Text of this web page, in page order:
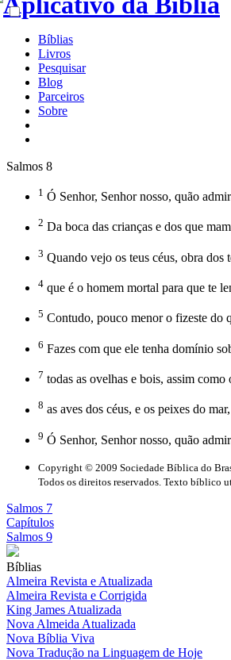
Bíblias
Livros
Pesquisar
Blog
Parceiros
Sobre
Salmos 8
1 Ó Senhor, Senhor nosso, quão
2 Da boca das crianças e dos que
3 Quando vejo os teus céus, obra dos
4 que é o homem mortal para que te
5 Contudo, pouco menor o fizeste do
6 Fazes com que ele tenha domínio
7 todas as ovelhas e bois, assim como
8 as aves dos céus, e os peixes do
9 Ó Senhor, Senhor nosso, quão
Copyright © 2009 Sociedade Bíblica do
Todos os direitos reservados. Texto bíblico
Salmos 7
Capítulos
Salmos 9
Bíblias
Almeira Revista e Atualizada
Almeira Revista e Corrigida
King James Atualizada
Nova Almeida Atualizada
Nova Bíblia Viva
Nova Tradução na Linguagem de Hoje